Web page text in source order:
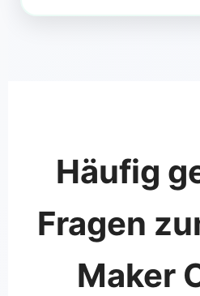
Häufig
Fragen
Maker